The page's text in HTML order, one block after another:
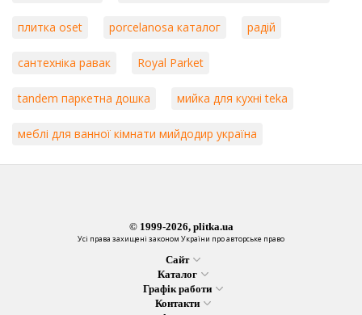
плитка oset porcelanosa каталог радій
сантехніка равак Royal Parket
tandem паркетна дошка мийка для кухні teka
меблі для ванної кімнати мийдодир україна
© 1999-2026, plitka.ua
Усі права захищені законом України про авторське право
Сайт
Каталог
Графік работи
Контакти